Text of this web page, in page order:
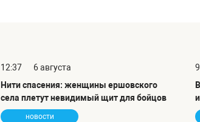
12:37
6 августа
Нити спасения: женщины ершовского
села плетут невидимый щит для бойцов
новости